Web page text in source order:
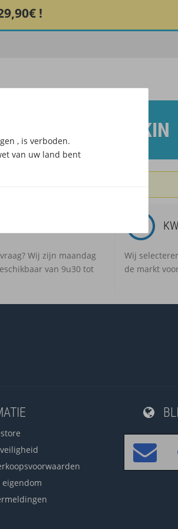
!
INNOKIN
Wij zijn maandag
van 9u30 tot
Wij
de markt
, is verboden.
van uw land bent